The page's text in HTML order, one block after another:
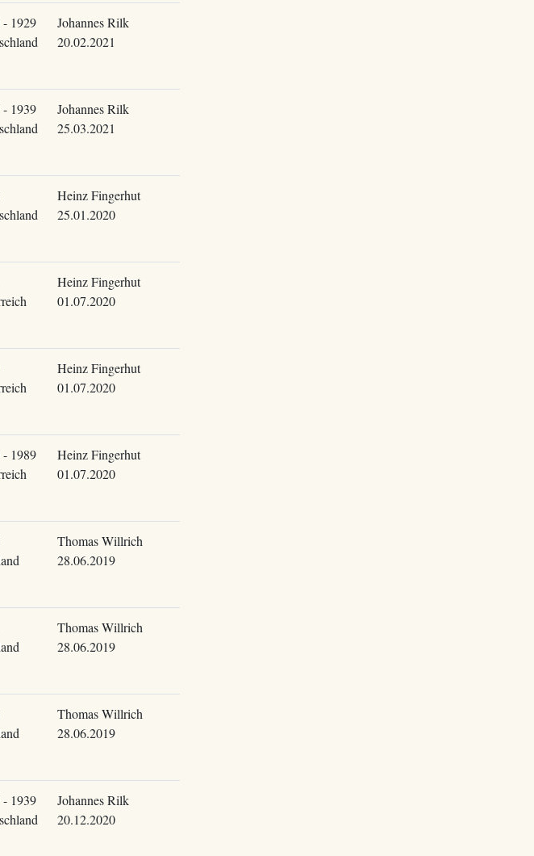
- 1929
Johannes Rilk
20.02.2021
- 1939
Johannes Rilk
25.03.2021
Heinz Fingerhut
25.01.2020
Heinz Fingerhut
01.07.2020
Heinz Fingerhut
01.07.2020
- 1989
Heinz Fingerhut
01.07.2020
Thomas Willrich
28.06.2019
Thomas Willrich
28.06.2019
Thomas Willrich
28.06.2019
- 1939
Johannes Rilk
20.12.2020